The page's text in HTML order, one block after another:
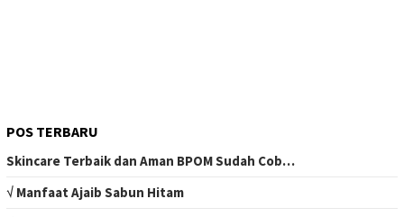
POS TERBARU
Skincare Terbaik dan Aman BPOM Sudah Cob…
√ Manfaat Ajaib Sabun Hitam